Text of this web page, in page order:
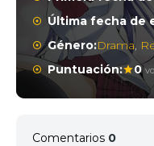
Última fecha de
Género:Drama,
Puntuación:
0
Comentarios 0